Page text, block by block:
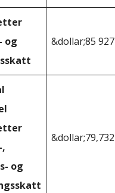
og
&dollar;85 927
og
&dollar;79,732